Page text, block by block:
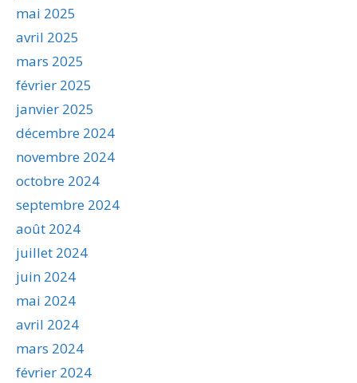
mai 2025
avril 2025
mars 2025
février 2025
janvier 2025
décembre 2024
novembre 2024
octobre 2024
septembre 2024
août 2024
juillet 2024
juin 2024
mai 2024
avril 2024
mars 2024
février 2024